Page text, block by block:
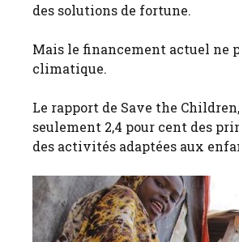
des solutions de fortune.
Mais le financement actuel ne
climatique.
Le rapport de Save the
seulement 2,4 pour cent des
des activités adaptées aux